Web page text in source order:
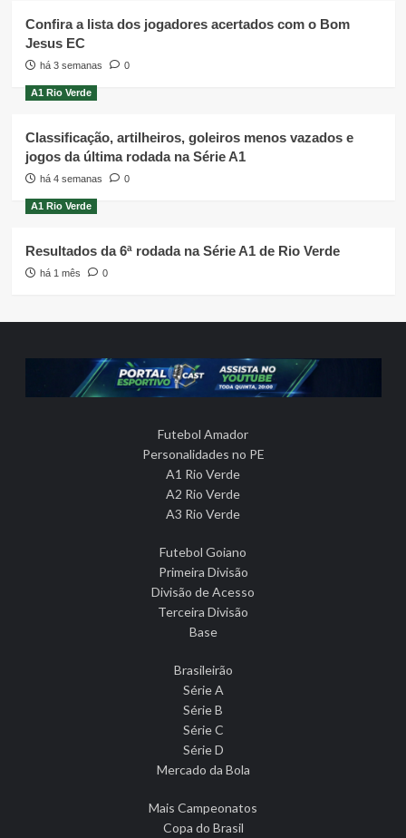
Confira a lista dos jogadores acertados com o Bom
Jesus EC
há 3 semanas 0
A1 Rio Verde
Classificação, artilheiros, goleiros menos vazados e
jogos da última rodada na Série A1
há 4 semanas 0
A1 Rio Verde
Resultados da 6ª rodada na Série A1 de Rio Verde
há 1 mês 0
Futebol Amador
Personalidades no PE
A1 Rio Verde
A2 Rio Verde
A3 Rio Verde
Futebol Goiano
Primeira Divisão
Divisão de Acesso
Terceira Divisão
Base
Brasileirão
Série A
Série B
Série C
Série D
Mercado da Bola
Mais Campeonatos
Copa do Brasil